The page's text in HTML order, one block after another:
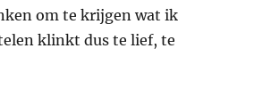
om te krijgen wat ik
klinkt dus te lief, te